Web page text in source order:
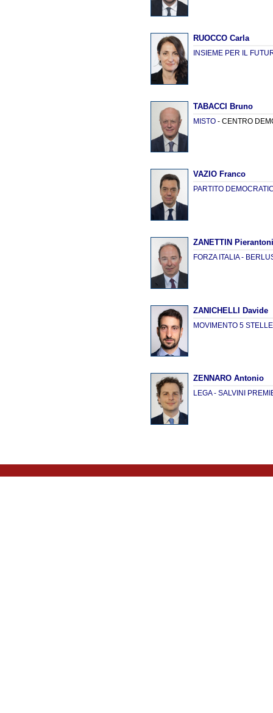
RUOCCO Carla
INSIEME PER IL
TABACCI Bruno
MISTO - CENTRO
VAZIO Franco
PARTITO
ZANETTIN
FORZA ITALIA -
ZANICHELLI Davide
MOVIMENTO 5 STELLE
ZENNARO Antonio
LEGA - SALVINI